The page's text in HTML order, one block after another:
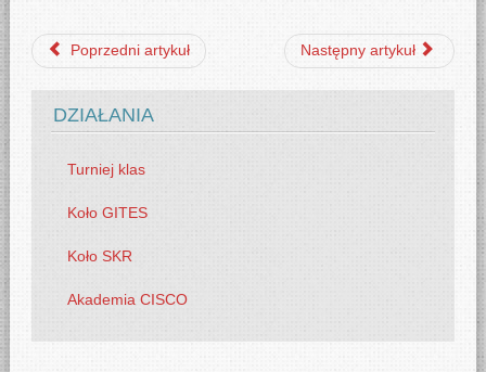
Poprzedni artykuł Następny artykuł
DZIAŁANIA
Turniej klas
Koło GITES
Koło SKR
Akademia CISCO